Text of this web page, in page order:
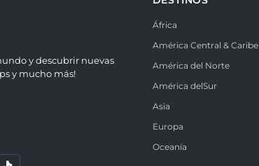
y descubrir nuevas
y mucho más!
África
América Central & Caribe
América del Norte
América delSur
Asia
Europa
Oceanía